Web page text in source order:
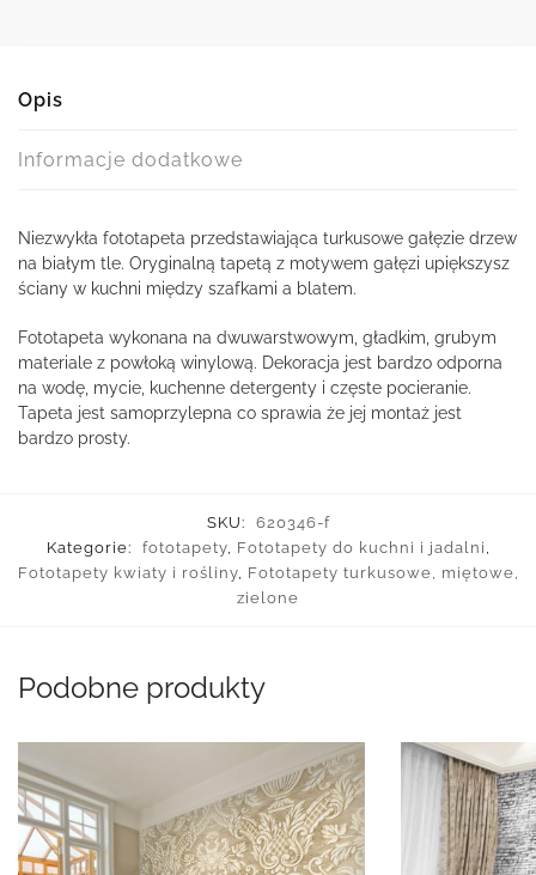
Opis
Informacje dodatkowe
Niezwykła fototapeta przedstawiająca turkusowe gałęzie drzew
na białym tle. Oryginalną tapetą z motywem gałęzi upiększysz
ściany w kuchni między szafkami a blatem.
Fototapeta wykonana na dwuwarstwowym, gładkim, grubym
materiale z powłoką winylową. Dekoracja jest bardzo odporna
na wodę, mycie, kuchenne detergenty i częste pocieranie.
Tapeta jest samoprzylepna co sprawia że jej montaż jest
bardzo prosty.
SKU:
620346-f
Kategorie:
fototapety, Fototapety do kuchni i jadalni
Fototapety kwiaty i rośliny, Fototapety turkusowe, miętowe,
zielone
Podobne produkty